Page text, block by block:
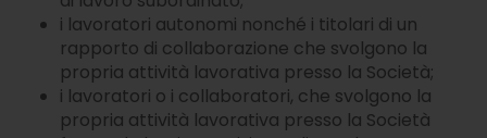
garanzia di rendimenti futuri. La Società non
rilascia alcuna garanzia ed assicurazione in
relazione alle future performance.
Global Selection SGR impiegherà ogni ragionevole
sforzo per far si che le informazioni contenute nel
i lavoratori autonomi nonché i titolari di un
rapporto di collaborazione che svolgono la
propria attività lavorativa presso la Società;
i lavoratori o i collaboratori, che svolgono la
propria attività lavorativa presso la Società